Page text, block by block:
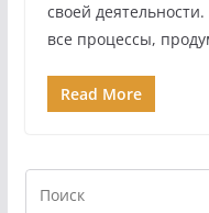
своей
все процессы,
Read More